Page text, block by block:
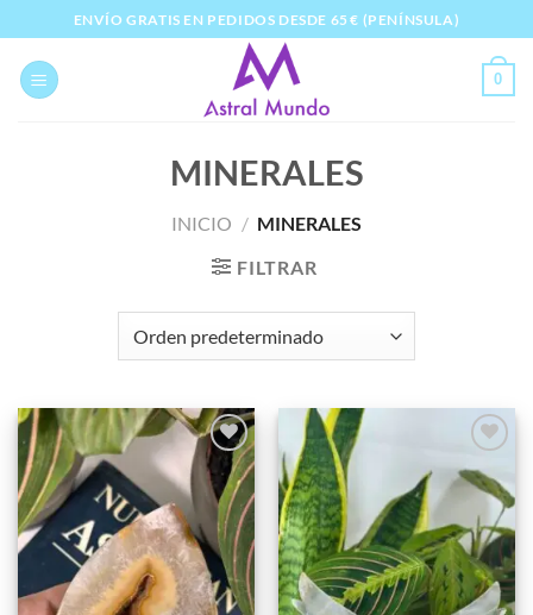
al
contenido
ENVÍO GRATIS EN PEDIDOS DESDE 65 € (PENÍNSULA)
0
MINERALES
INICIO / MINERALES
FILTRAR
Añadir
a la
lista de
deseos
Añadir
a la
lista de
deseos